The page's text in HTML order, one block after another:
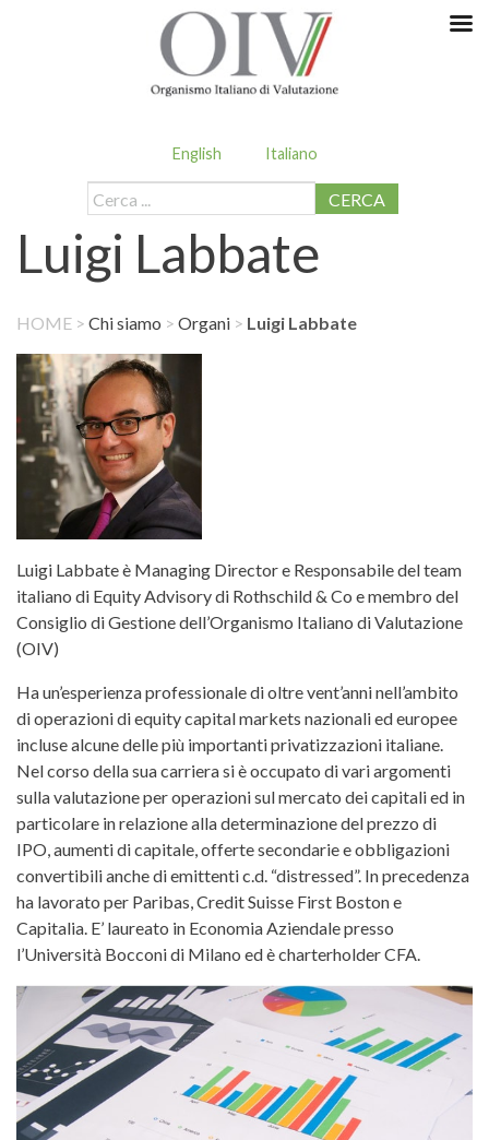
English Italiano
CERCA
Luigi Labbate
HOME > Chi siamo > Organi > Luigi Labbate
Luigi Labbate è Managing Director e Responsabile del team
italiano di Equity Advisory di Rothschild & Co e membro del
Consiglio di Gestione dell’Organismo Italiano di Valutazione
(OIV)
Ha un’esperienza professionale di oltre vent’anni nell’ambito
di operazioni di equity capital markets nazionali ed europee
incluse alcune delle più importanti privatizzazioni italiane.
Nel corso della sua carriera si è occupato di vari argomenti
sulla valutazione per operazioni sul mercato dei capitali ed in
particolare in relazione alla determinazione del prezzo di
IPO, aumenti di capitale, offerte secondarie e obbligazioni
convertibili anche di emittenti c.d. “distressed”. In precedenza
ha lavorato per Paribas, Credit Suisse First Boston e
Capitalia. E’ laureato in Economia Aziendale presso
l’Università Bocconi di Milano ed è charterholder CFA.